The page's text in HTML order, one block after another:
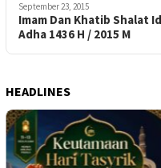
September 23, 2015
Imam Dan Khatib Shalat
Adha 1436 H / 2015 M
HEADLINES